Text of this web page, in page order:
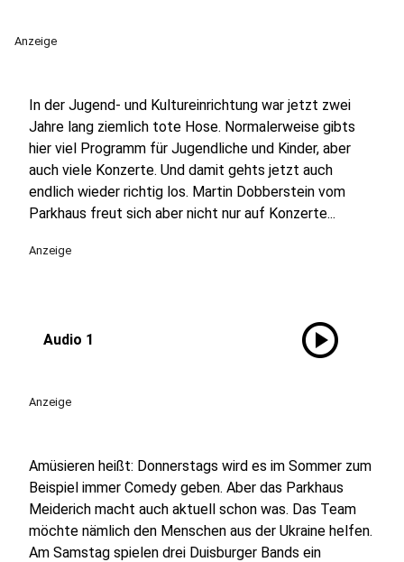
Anzeige
In der Jugend- und Kultureinrichtung war jetzt zwei
Jahre lang ziemlich tote Hose. Normalerweise gibts
hier viel Programm für Jugendliche und Kinder, aber
auch viele Konzerte. Und damit gehts jetzt auch
endlich wieder richtig los. Martin Dobberstein vom
Parkhaus freut sich aber nicht nur auf Konzerte...
Anzeige
Audio 1 play_circle
Anzeige
Amüsieren heißt: Donnerstags wird es im Sommer zum
Beispiel immer Comedy geben. Aber das Parkhaus
Meiderich macht auch aktuell schon was. Das Team
möchte nämlich den Menschen aus der Ukraine helfen.
Am Samstag spielen drei Duisburger Bands ein